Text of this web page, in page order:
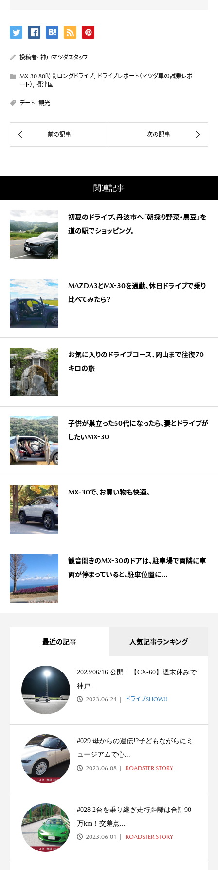
投稿者: 神戸マツダスタッフ
MX-30 80時間ロングドライブ , ドライブレポート（マツダ車の試乗レポ
ート） , 摂津国
デート, 観光
関連記事
初夏のドライブ、丹波市へ「朝採り野菜・黒豆」を
道の駅でショッピング。
MAZDA3とMX-30を通勤、休日ドライブで乗り
比べてみたら？
お気に入りのドライブコース、岡山まで往復70
キロの旅
子供が巣立った50代になったら、妻とドライブが
したいMX-30
MX-30で、お買い物も快適。
観音開きのMX-30のドアは、駐車場で両隣に車
両が停まっていると、駐車位置に...
最近の記事 人気記事ランキング
2023/06/16 公開！【CX-60】週末休みで
神戸...
2023.06.24 ドライブSHOW!!
#029 母からの遺伝!?子どもながらにミ
ュージアムで心...
2023.06.08 ROADSTER STORY
#028 2台を乗り継ぎ走行距離は合計90
万km！交差点...
2023.06.01 ROADSTER STORY